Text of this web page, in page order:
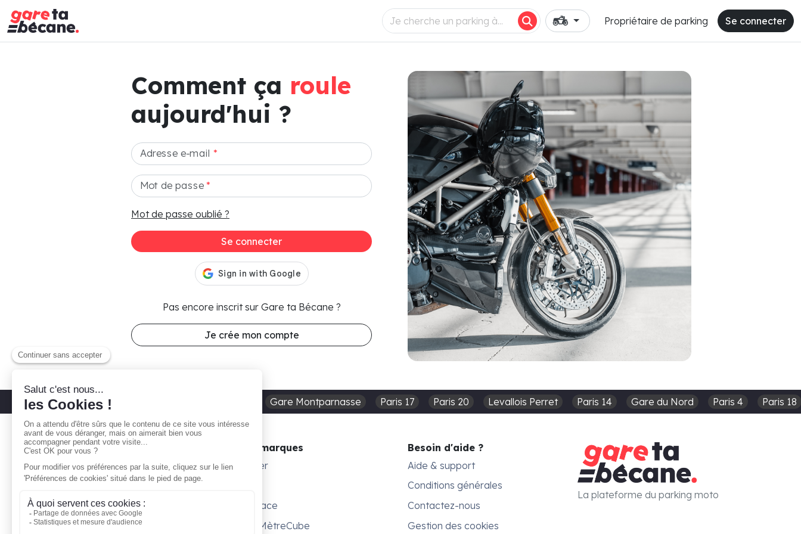
Propriétaire de parking Se connecter
Comment ça roule
aujourd'hui ?
Adresse e-mail *
Mot de passe*
Mot de passe oublié ?
Se connecter
Pas encore inscrit sur Gare ta Bécane ?
Je crée mon compte
Découvrez nos parkings moto Gare Montparnasse Paris 17 Paris 20 Levallois Perret Paris 14 Gare du Nord Paris 4 Paris 18
Gare ta Bécane
À propos
Comment ça marche ?
Je suis propriétaire
Blog
Nos marques
Subter
Surplace
PetitMètreCube
Besoin d'aide ?
Aide & support
Conditions générales
Contactez-nous
Gestion des cookies
La plateforme du parking moto